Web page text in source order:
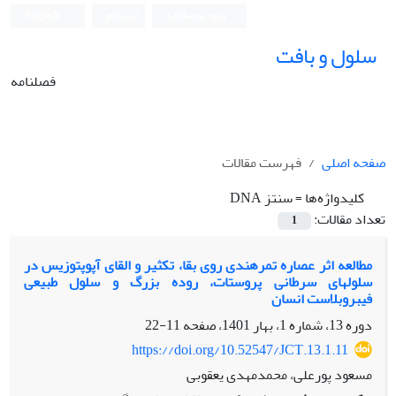
سلول و بافت
فصلنامه
صفحه اصلی
فهرست مقالات
کلیدواژه‌ها =سنتز DNA
تعداد مقالات:
1
مطالعه اثر عصاره تمرهندی روی بقا، تکثیر و القای آپوپتوزیس در
سلولهای سرطانی پروستات، روده بزرگ و سلول طبیعی
فیبروبلاست انسان
دوره 13، شماره 1، بهار 1401، صفحه
11-22
https://doi.org/10.52547/JCT.13.1.11
مسعود پورعلی، محمدمهدی یعقوبی